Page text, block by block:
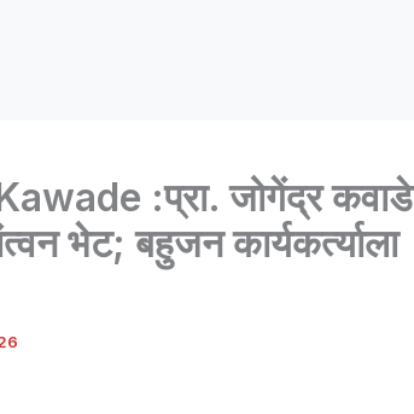
:प्रा. जोगेंद्र कवाडे
भेट; बहुजन कार्यकर्त्याला